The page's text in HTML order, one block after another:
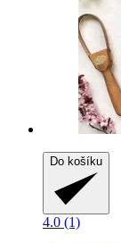
Do košíku
4.0 (1)